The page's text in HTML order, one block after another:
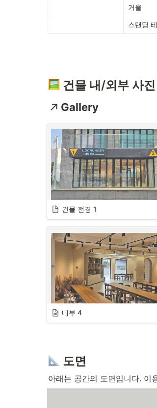
거울
스탠딩
건물 내/외부 사진
Gallery
건물 정면 사진
건물 전면부
건물 전경 1
메인공간과 키친 사이에 넓은 공간
내부 4
도면
아래는 공간의 도면입니다. 이